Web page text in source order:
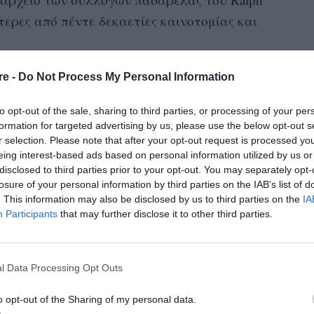
- Do Not Process My Personal Information
opt-out of the sale, sharing to third parties, or processing of your
for targeted advertising by us, please use the below opt-out
selection. Please note that after your opt-out request is processed
interest-based ads based on personal information utilized by us
to third parties prior to your opt-out. You may separately
of your personal information by third parties on the IAB’s list of
This information may also be disclosed by us to third parties on the
Participants that may further disclose it to other third parties.
Data Processing Opt Outs
opt-out of the Sharing of my personal data.
από πέντε δεκαετίες καινοτομίας και
Thames & Hudson, το βιβλίο εντάσσεται
τόμος της, σηματοδοτώντας ένα
οίκος μόδας που παρουσιάζεται στη
προσφέροντας μια πρωτοφανή ματιά σε έναν
οίκους πολυτελείας στον χώρο της